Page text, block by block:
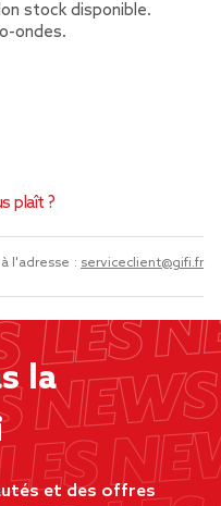
stock disponible.
ondes.
plaît ?
l'adresse : serviceclient@gifi.fr
la
et des offres